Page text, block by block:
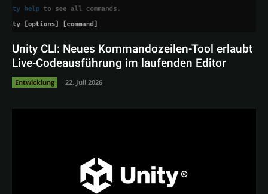
Unity CLI: Neues Kommandozeilen-Tool erlaubt
Live-Codeausführung im laufenden Editor
Entwicklung 22. Juli 2026